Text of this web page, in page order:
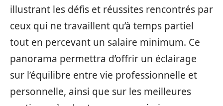
illustrant les défis et réussites rencontrés par
ceux qui ne travaillent qu’à temps partiel
tout en percevant un salaire minimum. Ce
panorama permettra d’offrir un éclairage
sur l’équilibre entre vie professionnelle et
personnelle, ainsi que sur les meilleures